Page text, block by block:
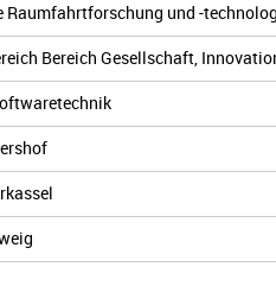
Raumfahrtforschung und -
Bereich Gesellschaft,